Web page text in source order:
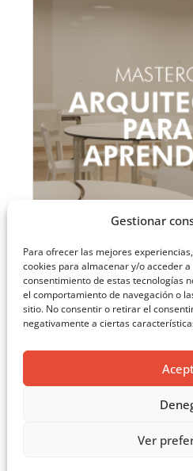
Gestionar
Para ofrecer las mejores
cookies para almacenar y/o acceder
consentimiento de estas tecnologías
el comportamiento de navegación o
sitio. No consentir o retirar el
negativamente a ciertas
Ver
MASTERCLASS: ARQUITECTURA
CARGAR